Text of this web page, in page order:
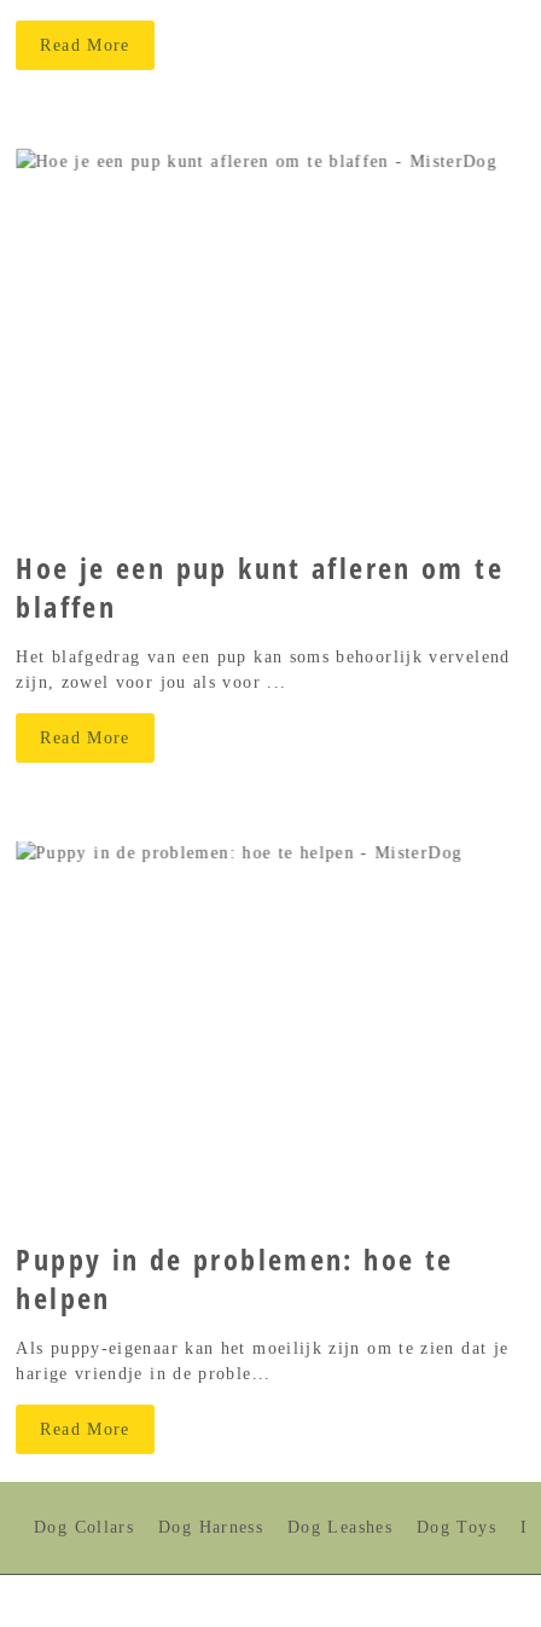
Read More
Hoe je een pup kunt afleren om te
blaffen
Het blafgedrag van een pup kan soms behoorlijk vervelend
zijn, zowel voor jou als voor ...
Read More
Puppy in de problemen: hoe te
helpen
Als puppy-eigenaar kan het moeilijk zijn om te zien dat je
harige vriendje in de proble...
Read More
Dog Collars Dog Harness Dog Leashes Dog Toys